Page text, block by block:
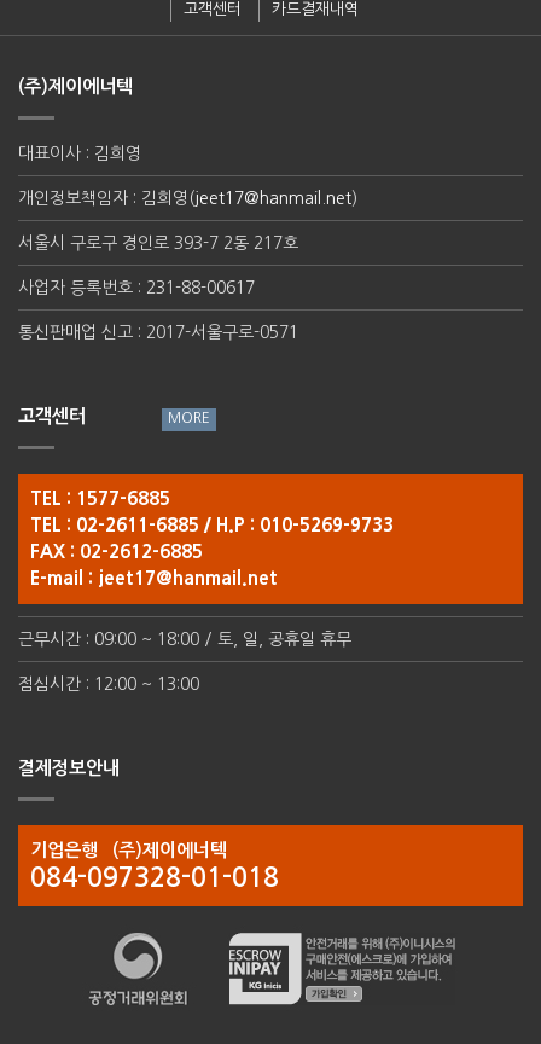
고객센터
카드결재내역
(주)제이에너텍
대표이사 : 김희영
개인정보책임자 : 김희영( jeet17@hanmail.net)
서울시 구로구 경인로 393-7 2동 217호
사업자 등록번호 : 231-88-00617
통신판매업 신고 : 2017-서울구로-0571
고객센터
TEL : 1577-6885
TEL : 02-2611-6885 / H.P : 010-5269-9733
FAX : 02-2612-6885
E-mail : jeet17@hanmail.net
근무시간 : 09:00 ~ 18:00 / 토, 일, 공휴일 휴무
점심시간 : 12:00 ~ 13:00
결제정보안내
기업은행 (주)제이에너텍
084-097328-01-018